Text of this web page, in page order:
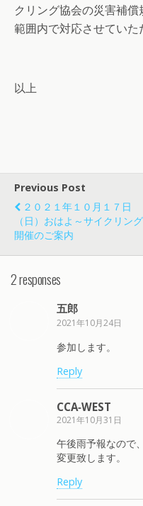
クリング協会の災害補償
範囲内で対応させていた
以上
Previous Post
２０２１年１０月１７日
（日）おはよ～サイクリング
開催のご案内
2 responses
五郎
2021年10月24日
参加します。
Reply
CCA‐WEST
2021年10月31日
午後雨予報なので
変更致します。
Reply